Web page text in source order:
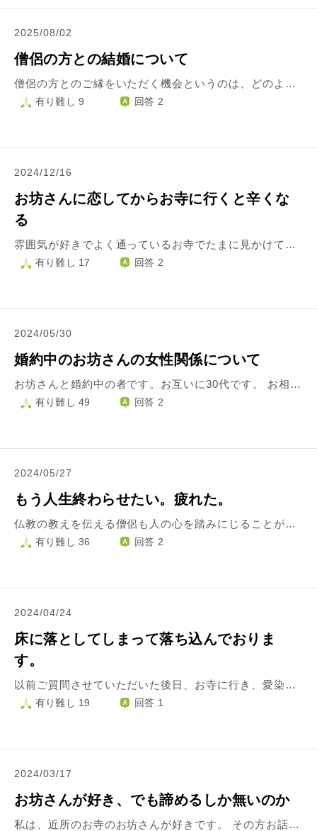
2025/08/02
僧侶の方との結婚について
僧侶の方とのご縁をいただく機会というのは、どのように探したら良いでしょうか。 昔からの友人がお寺の子であることや、その他ブログや書籍等読んだことから、所謂寺嫁という立場の方々の大変なご苦労は、知識としては持っています。 それでもなお、僧侶の方と結婚し、お寺を支えるお手伝いがしたいと考えています。 結婚相談所など以外で僧侶の方と出会う機会というものはありますでしょうか？ ※相談所を除いたのは、一度相談した際、現時点では年齢差が大きい方が多いと言われたためです。(私が20代前半のため) 私の家はどこかの檀家というわけではなく、親族にはお寺関係の知り合いはいません。 先述の友人は、諸事情により、ちょっと今はそういった話を持ちかけられる状況にありません。 ご教示いただけますと幸いです。
有り難し 9 回答 2
2024/12/16
お坊さんに恋してからお寺に行くと辛くな
る
雰囲気が好きでよく通っているお寺でたまに見かけていたお坊さんが気になるようになってしまいました。 そのお坊さんとは話した事もないのですが何度か見かけるうちに立ち振舞いの美しさに惹かれて恋をしていることに気がつきました。 元々そのお寺にはリフレッシュのつもりで通っていたのですがお坊さんに恋をしていることに気がついてからはそのお坊さんに会えない(見かけられない)とガッカリして帰るようになってしまいました。 ご本尊にお参りしたりご祈祷にも参加しているのにお坊さんに会えないだけで以前と違いリフレッシュできなくなってしまっています。 恋すること自体は悪いことではないはずなのにせっかくお寺にきても悲しい気持ちになるのはそのお坊さんとは良きご縁ではないということでしょうか？ お坊さんに話しかける機会もなさそうなので想いは胸に秘めておくつもりですが何のためにこの恋心は生まれたのかと考えてしまいます。 どなたかこのような状況にアドバイスをいただけないでしょうか？ 私は今後どのような心持ちでお寺に通えばいいのでしょうか？
有り難し 17 回答 2
2024/05/30
婚約中のお坊さんの女性関係について
お坊さんと婚約中の者です。お互いに30代です。 お相手の女性関係を疑い苦しい毎日です。 付き合った当初から女性好きが窺い知れる言動が多く僧侶なのになぁ…と気になっていましたが、彼の冗談っぽい雰囲気もあり深刻な事態には発展していませんでした。 数ヶ月前の夜一緒に彼のスマホを見ていましたら知らない女性から電話があり「気にせず取って」と促しましたが頑として取らないという出来事がありました。 彼の動揺が感じられ嫌な予感がして、掛け直すことも勧めたのですが「長くなるかもだから」「デート中に電話されるの嫌でしょ」と結局私の前では電話をしませんでした。（彼は普段からデート中に仕事の電話をよく受けています。仕事柄当然だと理解していますので苦言を呈したことはありません） 彼曰くお寺関係の方だそうですが、絶対に私の前では電話したくないようでしたので「不安なのでその人との関係性を教えてほしい。お寺関係の方なら紹介してね」と伝えました。 すると「薄い知り合い。なぜ紹介しないといけないのか？」「連絡先は向こうから求められた」との回答でした。 彼は疑われたことに気分を害したらしく、私から謝りましたが、疑われても仕方ない出来事と対応なのではとの思いが拭えずその日は険悪なまま解散となりました。 翌日彼は出張で、出張後一か月程彼の怒りが続いていたようでまともに連絡がとれない日々が続きました。 私から働きかけやっとやりとりできるようになり、改めて例の電話の要件を尋ねたところ、その女性が出張を知っていてお土産をリクエストされたようです。彼はそれに応え送ってあげたとのことでした。 紹介できない「薄い知り合い」から夜に電話、お土産を求められ、買ってあげる…何か不自然に感じています。 私は信頼関係を築くためにはとことん話合いお互いの価値観を知っていくべきだと思っており、その重要性も伝えているのですが、彼は疑われていると感じ傷つくようで、話合いが上手くいきません。 疑うときりがないので信じなければとも思います。しかし遠方に嫁ぐため断腸の思いで正社員を辞めただけに、彼に私の不安な思いを理解して貰い、積極的に話合い明確に疑いを晴らしてほしいと思ってしまいます。 彼は今も彼女と連絡を取っているようです。 私はどのように対応するべきでしょうか。 長くなりましたが、何卒ご助言頂けますと幸いです。
有り難し 49 回答 2
2024/05/27
もう人生終わらせたい。疲れた。
仏教の教えを伝える僧侶も人の心を踏みにじることが平気なのですね。 裏切られた気持ちで苦しいです。 知り合ったのは10数年前、身分を隠す彼の不誠実さに不信感が募り2年目には次第に距離を置くように、時折りメールがありましたが時候の挨拶程度。 コロナで人との交流がなくなり寂しさが募っている時、また彼から連絡が、 その道のプロですから言葉巧みに私の心の隙に入り込まれ10年以上拒み続けたのですが男女の関係に… 何度か会ったのですが、その後メール無視からの自然消滅狙いなのか 連絡がありません。 口説き落とすまではしつこい程に連絡をしてきました。 いつかは心から結ばれると信じていたのに、今は弄ばれたのだと悔しくて悔しくて心が引き裂かれる毎日。忘れる為に次に進むべきとは思うのですが、私の今までの人生を振り返ると、彼の存在で狂わされ人格までも全否定されたようで許せず復讐が頭から離れません。 その宗派では名の知れた地位のある僧侶です。 このまま、仏教界に身を置き偽善者の振りをし、のうのうと彼が人生を終えることが許せません。それ以前に人間として許せない。 このまま私の怒りが収まらなければいつ手をかけるか分かりません。私は生殖機能も働かなくなった身で生きている意味もないから…後悔もないかな。 訴えても同意だった、宗派の規模から揉み消される。 上記はセクハラで訴えられた彼の宗派で実際に起きた事。 僧侶も男だからと片付ける？ 私が浅はかだった。反省しても怨念が募るばかり。 なぜ女性ばかり犠牲にならないといけないのでしょう？
有り難し 36 回答 2
2024/04/24
床に落としてしまって落ち込んでおりま
す。
以前ご質問させていただいた後日、お寺に行き、愛染明王様のご真言や梵字が書かれた金色のカードと愛染明王様が描かれた金の護符(守護札？)の計2枚が入っているものを購入し、愛染明王様にお会いしてお参りさせていただきました。 その後、毎日それらを携帯ケースに入れて持ち歩き、最近では、お家で朝や寝る前にそれらを両手で持ちながら感謝申し上げたり悩みを聞いていただいたりご真言を唱えたりしております。 そのようななか、本日、外出時に焦っていた際に携帯ケースからそのカードと護符がするりと抜けて床に落ちてしまいました。 愛染明王様をお慕いしている者として、落としてしまったことがショックです。 落としてしまった護符とご真言や梵字のカードには、もう愛染明王様やそのお力やお心は宿らなくなってしまったのではないか、愛染明王様に失礼なことをしてしまったので、もうご加護をいただけないんじゃないか、というエゴな悩みで情けないのですが、その悩みに対する答えをどうか教えていただけないでしょうか。 また、私はそのお寺で塗香も購入しており、床に落としてしまったそれらを塗香で清めることは有効か、また他にも良い方法はあるのかということについても教えていただけないでしょうか。 愛染明王様がいつも見守っていてくださっているということが心強く、充実した日々を過ごしていた最中でしたので、少しショックです。 護符やご真言や梵字をもっと大事にしたいという戒めにもなりましたが。 このような質問で恐縮ですが、ご回答宜しくお願い申し上げます。
有り難し 19 回答 1
2024/03/17
お坊さんが好き、でも諦めるしか無いのか
私は、近所のお寺のお坊さんが好きです。 その方お話もしたこともまだほとんどないのですが、（何度か目があって母と私とお坊さんの3人で少し会話した程度）祖母が一年前に亡くなり、ここ最近関わることがあって少し話したりしていくうちにお人柄などに惚れてしまいました。 その為会ってゆっくり話してみたくて毎日のようにそこのお寺（祖母のお墓もある）に時間帯はバラバラで通っているのですが全く会えず… 諦めようとしましたが諦められません。 この場合どうしたらお坊さんと関わることができますか？ 敷地内にお家もあるのですがそちらにインターホンを押してもいいのでしょうか？ また電話するのは流石に迷惑ですよね、、そもそもその方が既婚かどうかもわからないのですが(_ _;) 迷惑には絶対なりたくないのですがこのままだと会えるのは1年後（祖母の2回忌）なのか、、と思うと悲しいです。 やはりこのまま通い続けるしか無いのでしょうか、、アドバイス頂けますと嬉しいです。